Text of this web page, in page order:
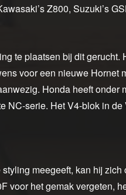
Z800, Suzuki’s
te plaatsen bij dit
voor een nieuwe Hornet
Honda heeft
NC-serie. Het V4-blok in
meegeeft, kan hij
voor het gemak vergeten,